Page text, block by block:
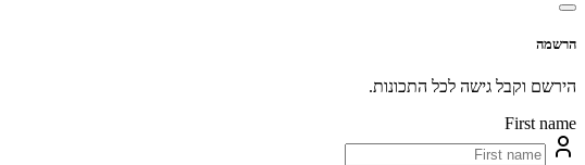
הרשמה
הירשם וקבל גישה לכל התכונות.
First name